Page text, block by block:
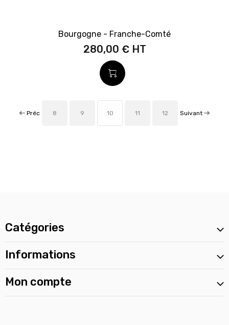
Bourgogne - Franche-Comté
280,00 €
Préc 8 9 10 11 12 Suivant
Catégories
Informations
Mon compte